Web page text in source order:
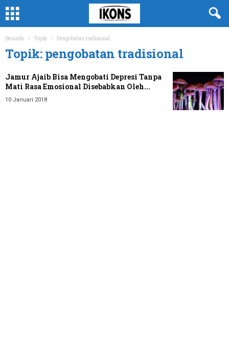
Beranda Topik Pengobatan tradisional
Topik: pengobatan tradisional
Jamur Ajaib Bisa Mengobati Depresi Tanpa
Mati Rasa Emosional Disebabkan Oleh...
10 Januari 2018